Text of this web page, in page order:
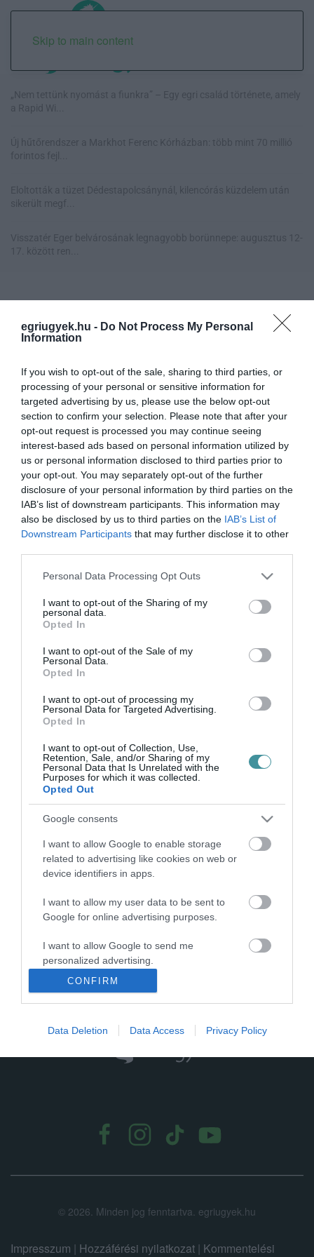
egriugyek.hu - Do Not Process My Personal
Information
If you wish to opt-out of the sale, sharing to third parties, or
processing of your personal or sensitive information for
targeted advertising by us, please use the below opt-out
section to confirm your selection. Please note that after your
opt-out request is processed you may continue seeing
interest-based ads based on personal information utilized by
us or personal information disclosed to third parties prior to
your opt-out. You may separately opt-out of the further
disclosure of your personal information by third parties on the
IAB’s list of downstream participants. This information may
also be disclosed by us to third parties on the IAB’s List of
Downstream Participants that may further disclose it to other
Please note that this website/app uses one or more Google
not limited to your visit or usage behaviour. You may click to
grant or deny consent to Google and its third-party tags to
use your data for below specified purposes in below Google
consent section.
Personal Data Processing Opt Outs
I want to opt-out of the Sharing of my
personal data.
Opted In
I want to opt-out of the Sale of my
Personal Data.
Opted In
I want to opt-out of processing my
Personal Data for Targeted Advertising.
Opted In
I want to opt-out of Collection, Use,
Retention, Sale, and/or Sharing of my
Personal Data that Is Unrelated with the
Purposes for which it was collected.
Opted Out
Google consents
I want to allow Google to enable storage
related to advertising like cookies on web or
device identifiers in apps.
I want to allow my user data to be sent to
Google for online advertising purposes.
I want to allow Google to send me
personalized advertising.
I want to allow Google to enable storage
related to analytics like cookies on web or
related to functionality of the website or app.
I want to allow Google to enable storage
related to security, including authentication
user protection.
CONFIRM
Data Deletion Data Access Privacy Policy
Skip to main content
„Nem tettünk nyomást a fiunkra” – Egy egri család története, amely
a Rapid Wi...
Új hűtőrendszer a Markhot Ferenc Kórházban: több mint 70 millió
forintos fejl...
Eloltották a tüzet Dédestapolcsánynál, kilencórás küzdelem után
sikerült megf...
Visszatér Eger belvárosának legnagyobb borünnepe: augusztus 12-
17. között ren...
debrecen
MEGSZŰNHETETT VOLNA A TRAUMATOLÓGIA DEBRECENBEN,
NEM AKARTÁK ALÁÍRNI A MUNKASZERZŐDÉST AZ ORVOSOK
2021. február 23|Környék ügye
Megszűnhet a baleseti ellátás Hajdú-Bihar megyében – értesült a
Népszava. A megyei centrum orvosai azonnali egyeztetést
követelnek, ennek hiányában nem írják alá március elsejétől a
munkaszerződésü...
SZOKATLAN POTYAUTAS: A BUSZÜLÉSEK ALATT BUJKÁLT A
RAGADOZÓ MADÁR AZ EGER-DEBRECEN JÁRATON
2021. augusztus 06 |Eger ügye
Érdekes esetről számolt be a Facebookon a Hortobágyi
Madárpark - Madárkórház Alapítvány. Mint írták, a debreceni
buszpályaudvaron egy Egerből érkezett járaton találtak a busz
PALKOVICS: 2022 VÉGÉN INDUL BE A MAGYAR OLTÓANYAGGYÁR
2021. szeptember 05
Jövő év végén megkezdődik a vakcinagyártás a debreceni
nemzeti oltóanyaggyárban – erősítette meg az MTI-nak Palkovics
László vasárnap, amikor elhelyezték a leendő üzem alapkövét a
Debreceni Eg...
DEBRECENBEN SINCSENEK ODA AZ AKKUMULÁTORGYÁRÉRT
2023. január 10|Mindenki ügye
Elszabadultak az indulatok a CATL akkumulátorgyárról szóló
debreceni közmeghallgatáson – adta hírül a Telex a Debreciner
videója alapján. Debrecenben ugye nem mindenféle Ipari Park-
bővítéssel takar...
AUGUSZTUS 28-TÓL DEBRECEN ÉS EGER KÖZÖTT ÚJ INTERRÉGIÓ
KÖZLEKEDIK, A SZILVÁSVÁRADI VONAL IS ÉRINTETT
2023. augusztus 22|Környék ügye
Augusztus 28-tól, a szokásos évközbeni változások részeként
egyes vasútvonalak menetrendjét módosítja a MÁV-START, hogy
biztosítson. A legfon...
© 2026. Minden jog fenntartva. egriugyek.hu
Impresszum | Hozzáférési nyilatkozat | Kommentelési